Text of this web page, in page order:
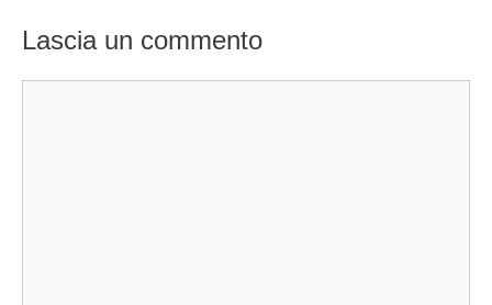
Lascia un commento